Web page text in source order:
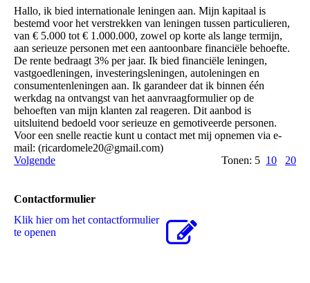
Hallo, ik bied internationale leningen aan. Mijn kapitaal is
bestemd voor het verstrekken van leningen tussen particulieren,
van € 5.000 tot € 1.000.000, zowel op korte als lange termijn,
aan serieuze personen met een aantoonbare financiële behoefte.
De rente bedraagt ​​3% per jaar. Ik bied financiële leningen,
vastgoedleningen, investeringsleningen, autoleningen en
consumentenleningen aan. Ik garandeer dat ik binnen één
werkdag na ontvangst van het aanvraagformulier op de
behoeften van mijn klanten zal reageren. Dit aanbod is
uitsluitend bedoeld voor serieuze en gemotiveerde personen.
Voor een snelle reactie kunt u contact met mij opnemen via e-
mail: (­ricardomele20@­gmail.­com)­
Volgende
Tonen: 5 10 20
Contactformulier
Klik hier om het contactformulier
te openen